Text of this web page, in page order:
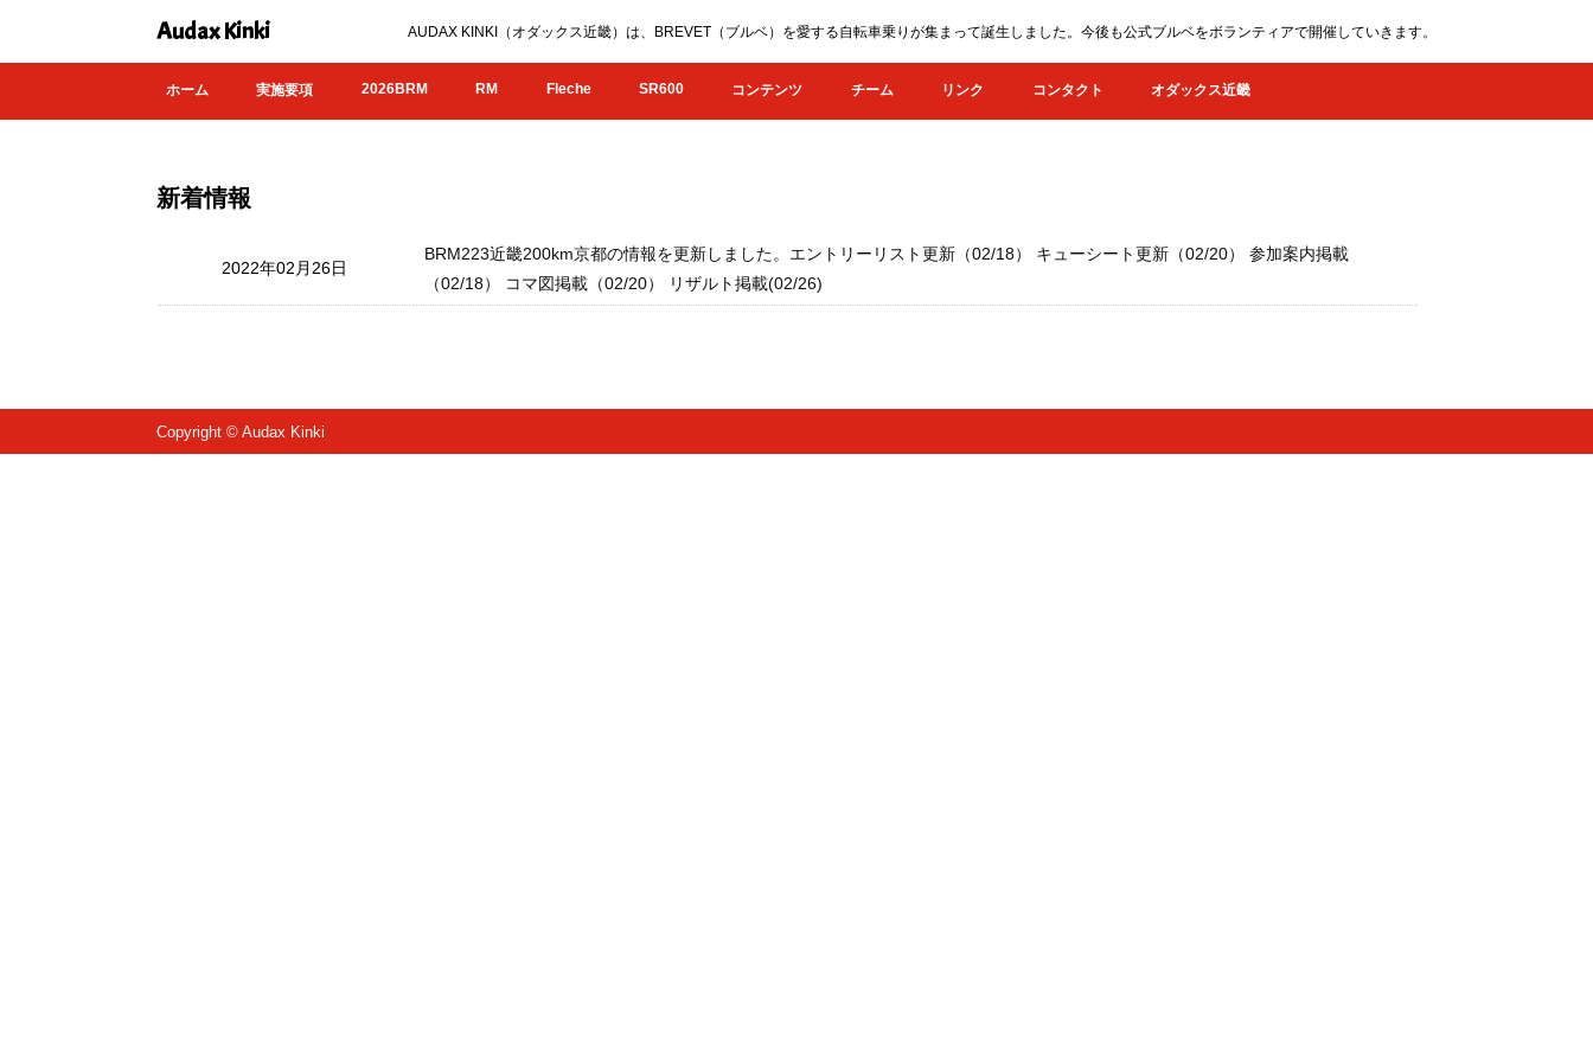
Audax Kinki AUDAX KINKI（オダックス近畿）は、BREVET（ブルベ）を愛する自転車乗りが集まって誕生しました。今後も公式ブルベをボランティアで開催していきます。
ホーム 実施要項 2026BRM RM Fleche SR600 コンテンツ チーム リンク コンタクト オダックス近畿
新着情報
2022年02月26日
BRM223近畿200km京都の情報を更新しました。エントリーリスト更新（02/18） キューシート更新（02/20） 参加案内掲載
（02/18） コマ図掲載（02/20） リザルト掲載(02/26)
Copyright © Audax Kinki